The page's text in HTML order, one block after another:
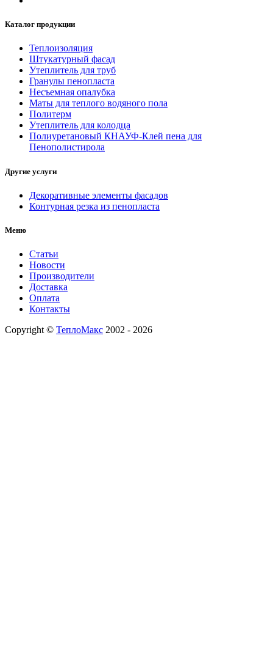
Каталог продукции
Теплоизоляция
Штукатурный фасад
Утеплитель для труб
Гранулы пенопласта
Несъемная опалубка
Маты для теплого водяного пола
Политерм
Утеплитель для колодца
Полиуретановый КНАУФ-Клей пена для
Пенополистирола
Другие услуги
Декоративные элементы фасадов
Контурная резка из пенопласта
Меню
Статьи
Новости
Производители
Доставка
Оплата
Контакты
Copyright © ТеплоМакс 2002 - 2026